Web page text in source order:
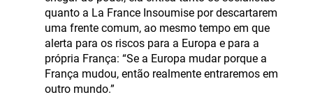
quanto a La France Insoumise por descartarem
uma frente comum, ao mesmo tempo em que
alerta para os riscos para a Europa e para a
própria França: “Se a Europa mudar porque a
França mudou, então realmente entraremos em
outro mundo.”